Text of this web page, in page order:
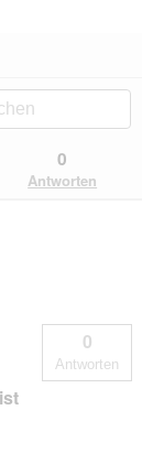
0
Antworten
0
Antworten